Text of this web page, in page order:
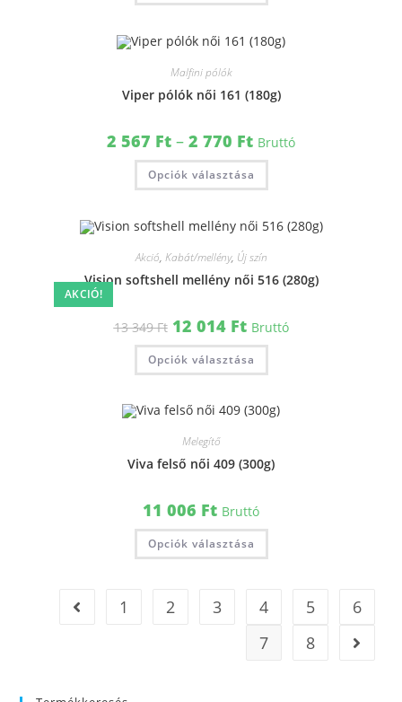
Malfini pólók
Viper pólók női 161 (180g)
2 567 Ft – 2 770 Ft Bruttó
Opciók választása
AKCIÓ!
Akció, Kabát/mellény, Új szín
Vision softshell mellény női 516 (280g)
13 349Ft 12 014 Ft Bruttó
Opciók választása
Melegítő
Viva felső női 409 (300g)
11 006 Ft Bruttó
Opciók választása
1 2 3 4 5
6
7
8